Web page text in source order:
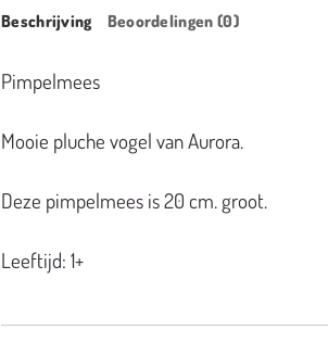
Beschrijving Beoordelingen (0)
Pimpelmees
Mooie pluche vogel van Aurora.
Deze pimpelmees is 20 cm. groot.
Leeftijd: 1+